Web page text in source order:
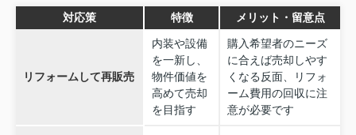
対応策 特徴 メリット・留意点
リフォームして再販売
内装や設備
を一新し、
物件価値を
高めて売却
を目指す
購入希望者のニーズ
に合えば売却しやす
くなる反面、リフォ
ーム費用の回収に注
意が必要です